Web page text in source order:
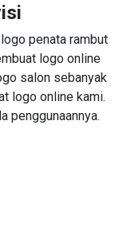
penata rambut
logo online
salon sebanyak
logo online kami.
penggunaannya.